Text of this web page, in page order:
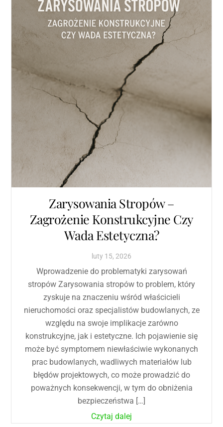
Zarysowania Stropów –
Zagrożenie Konstrukcyjne Czy
Wada Estetyczna?
luty 15, 2026
Wprowadzenie do problematyki zarysowań
stropów Zarysowania stropów to problem, który
zyskuje na znaczeniu wśród właścicieli
nieruchomości oraz specjalistów budowlanych, ze
względu na swoje implikacje zarówno
konstrukcyjne, jak i estetyczne. Ich pojawienie się
może być symptomem niewłaściwie wykonanych
prac budowlanych, wadliwych materiałów lub
błędów projektowych, co może prowadzić do
poważnych konsekwencji, w tym do obniżenia
bezpieczeństwa […]
Czytaj dalej